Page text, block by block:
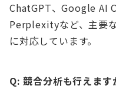
ChatGPT、Google AI
Perplexityなど、主要
に対応しています。
Q: 競合分析も行えます